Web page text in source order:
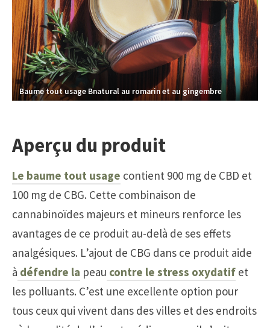
Baume tout usage Bnatural au romarin et au gingembre
Aperçu du produit
Le baume tout usage contient 900 mg de CBD et
100 mg de CBG. Cette combinaison de
cannabinoïdes majeurs et mineurs renforce les
avantages de ce produit au-delà de ses effets
analgésiques. L’ajout de CBG dans ce produit aide
à défendre la peau contre le stress oxydatif et
les polluants. C’est une excellente option pour
tous ceux qui vivent dans des villes et des endroits